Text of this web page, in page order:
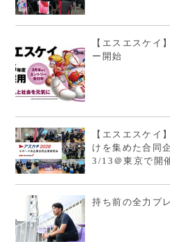
【エスエスケイ
ー開始
【エスエスケイ
けを集めた合同
3/13＠東京で開
持ち前の全力プ